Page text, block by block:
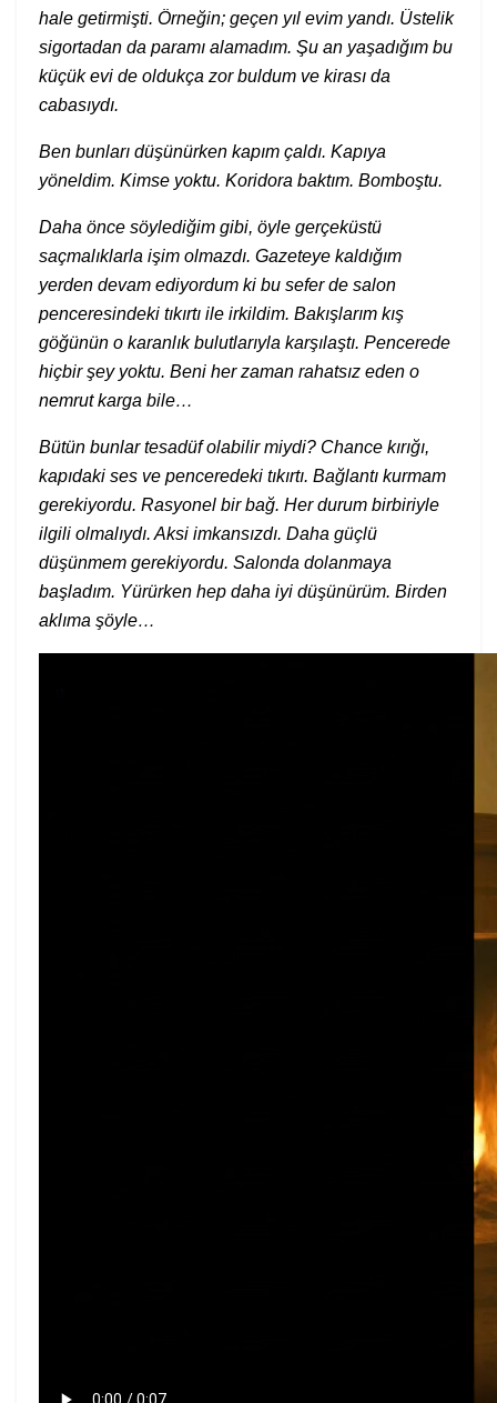
hale getirmişti. Örneğin; geçen yıl evim yandı. Üstelik
sigortadan da paramı alamadım. Şu an yaşadığım bu
küçük evi de oldukça zor buldum ve kirası da
cabasıydı.
Ben bunları düşünürken kapım çaldı. Kapıya
yöneldim. Kimse yoktu. Koridora baktım. Bomboştu.
Daha önce söylediğim gibi, öyle gerçeküstü
saçmalıklarla işim olmazdı. Gazeteye kaldığım
yerden devam ediyordum ki bu sefer de salon
penceresindeki tıkırtı ile irkildim. Bakışlarım kış
göğünün o karanlık bulutlarıyla karşılaştı. Pencerede
hiçbir şey yoktu. Beni her zaman rahatsız eden o
nemrut karga bile…
Bütün bunlar tesadüf olabilir miydi? Chance kırığı,
kapıdaki ses ve penceredeki tıkırtı. Bağlantı kurmam
gerekiyordu. Rasyonel bir bağ. Her durum birbiriyle
ilgili olmalıydı. Aksi imkansızdı. Daha güçlü
düşünmem gerekiyordu. Salonda dolanmaya
başladım. Yürürken hep daha iyi düşünürüm. Birden
aklıma şöyle…